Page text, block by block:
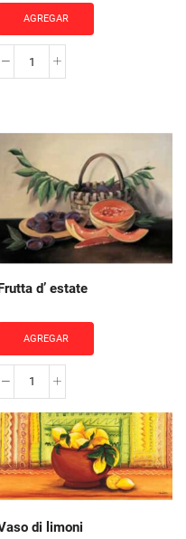
AGREGAR
Limoni
d’ estate
AGREGAR
Frutta
d'
estate
cantidad
di limoni